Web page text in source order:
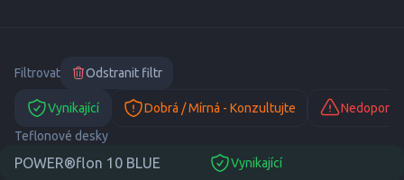
Filtrovat Odstranit filtr
Vynikající Dobrá / Mírná - Konzultujte
Teflonové desky
POWER®flon 10 BLUE Vynikající
suitable